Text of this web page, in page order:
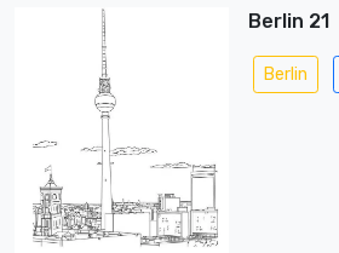
Berlin 21
Berlin